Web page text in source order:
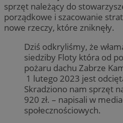
sprzęt należący do
porządkowe i szacowanie
nowe rzeczy, które zniknęły.
Dziś odkryliśmy, że
siedziby Floty która od
pożaru dachu Zabrze
1 lutego 2023 jest
Skradziono nam sprzęt
920 zł. – napisali w
społecznościowych.